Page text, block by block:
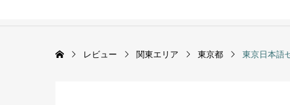
レビュー 関東エリア 東京都 東京日本語